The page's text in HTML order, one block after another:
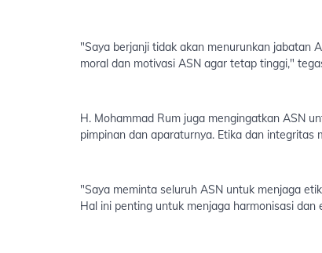
"Saya berjanji tidak akan menurunkan jabatan
moral dan motivasi ASN agar tetap tinggi,"
H. Mohammad Rum juga mengingatkan ASN
pimpinan dan aparaturnya. Etika dan integritas
"Saya meminta seluruh ASN untuk menjaga
Hal ini penting untuk menjaga harmonisasi